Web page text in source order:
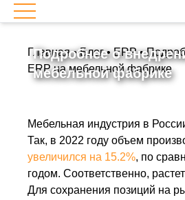
Главная•Блог•ERP•
ERP на мебельной фабрике
Подробнее о
мебельной фабрике
Мебельная индустрия в
Так, в 2022 году объем
увеличился на 15.2%, по
годом. Соответственно,
Для сохранения позиций на